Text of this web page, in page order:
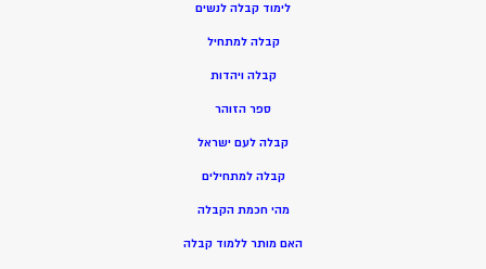
לימוד קבלה לנשים
קבלה למתחיל
קבלה ויהדות
ספר הזוהר
קבלה לעם ישראל
קבלה למתחילים
מהי חכמת הקבלה
האם מותר ללמוד קבלה